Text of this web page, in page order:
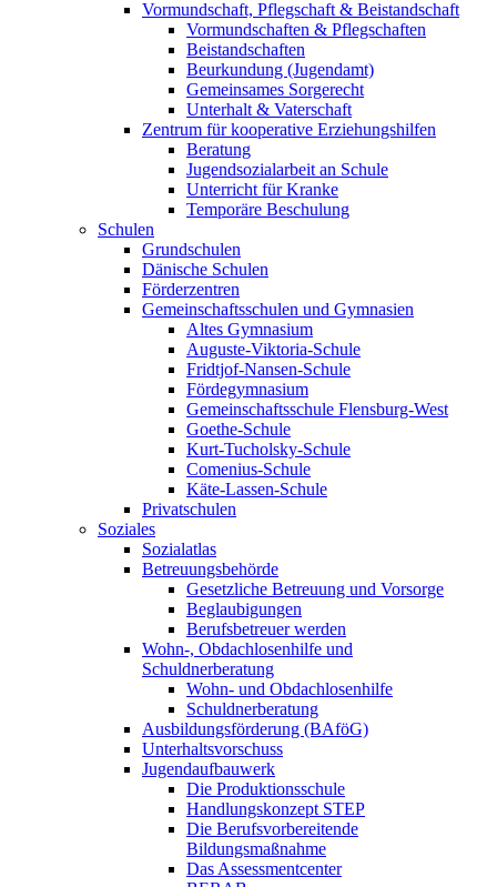
Vormundschaft, Pflegschaft & Beistandschaft
Vormundschaften & Pflegschaften
Beistandschaften
Beurkundung (Jugendamt)
Gemeinsames Sorgerecht
Unterhalt & Vaterschaft
Zentrum für kooperative Erziehungshilfen
Beratung
Jugendsozialarbeit an Schule
Unterricht für Kranke
Temporäre Beschulung
Schulen
Grundschulen
Dänische Schulen
Förderzentren
Gemeinschaftsschulen und Gymnasien
Altes Gymnasium
Auguste-Viktoria-Schule
Fridtjof-Nansen-Schule
Fördegymnasium
Gemeinschaftsschule Flensburg-West
Goethe-Schule
Kurt-Tucholsky-Schule
Comenius-Schule
Käte-Lassen-Schule
Privatschulen
Soziales
Sozialatlas
Betreuungsbehörde
Gesetzliche Betreuung und Vorsorge
Beglaubigungen
Berufsbetreuer werden
Wohn-, Obdachlosenhilfe und
Schuldnerberatung
Wohn- und Obdachlosenhilfe
Schuldnerberatung
Ausbildungsförderung (BAföG)
Unterhaltsvorschuss
Jugendaufbauwerk
Die Produktionsschule
Handlungskonzept STEP
Die Berufsvorbereitende
Bildungsmaßnahme
Das Assessmentcenter